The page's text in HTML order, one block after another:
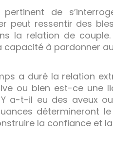
de
peut ressentir des
la relation de
à pardonner
a duré la relation
ou bien est-ce une
a-t-il eu des aveux
détermineront
la confiance et